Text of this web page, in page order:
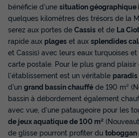
Adultes
4
Chambres
2
Terrasse semi-couverte
Cafetière
Réfrigérateur
+ 3
MOBILHOME 4 personnes - Mobil-
Pièces 4 Personnes Climatisé + TV
du06/11/2026au13/11/2026
Meilleur prix pour 7 nuits
Modifier les dates
bénéficie d'une situation géographique
quelques kilomètres des trésors de la
serez aux portes de Cassis et de La
rapide aux plages et aux splendides
et Cassis) avec leurs eaux turquoises
carte postale. Pour le plus grand plaisir
l'établissement est un véritable
d'un grand bassin chauffé de 190 m²
bassin à débordement également
avec vue, d'une pataugeoire pour les
de jeux aquatique de 100 m²
de glisse pourront profiter du